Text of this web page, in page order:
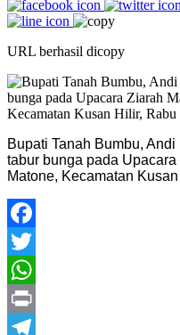
URL berhasil dicopy
Bupati Tanah Bumbu,
tabur bunga pada
Matone, Kecamatan
Facebook
Twitter
WhatsApp
Print